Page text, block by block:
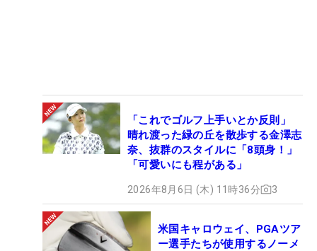
「これでゴルフ上手いとか反則」
晴れ渡った緑の丘を散歩する金澤志
奈、抜群のスタイルに「8頭身！」
「可愛いにも程がある」
2026年8月6日 (木) 11時36分 3
米国キャロウェイ、PGAツア
ー選手たちが使用するノーメ